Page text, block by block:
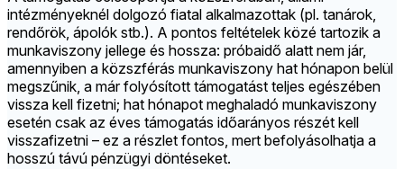
intézményeknél dolgozó fiatal alkalmazottak (pl. tanárok,
rendőrök, ápolók stb.). A pontos feltételek közé tartozik a
munkaviszony jellege és hossza: próbaidő alatt nem jár,
amennyiben a közszférás munkaviszony hat hónapon belül
megszűnik, a már folyósított támogatást teljes egészében
vissza kell fizetni; hat hónapot meghaladó munkaviszony
esetén csak az éves támogatás időarányos részét kell
visszafizetni – ez a részlet fontos, mert befolyásolhatja a
hosszú távú pénzügyi döntéseket.